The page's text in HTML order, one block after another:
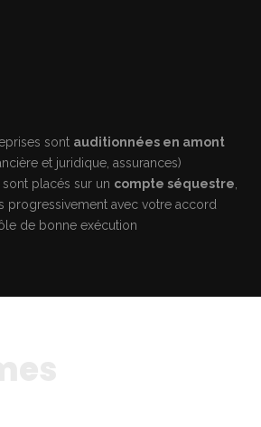
sont auditionnées en amont
et juridique, assurances)
placés sur un compte séquestre
progressivement avec votre accord
de bonne exécution